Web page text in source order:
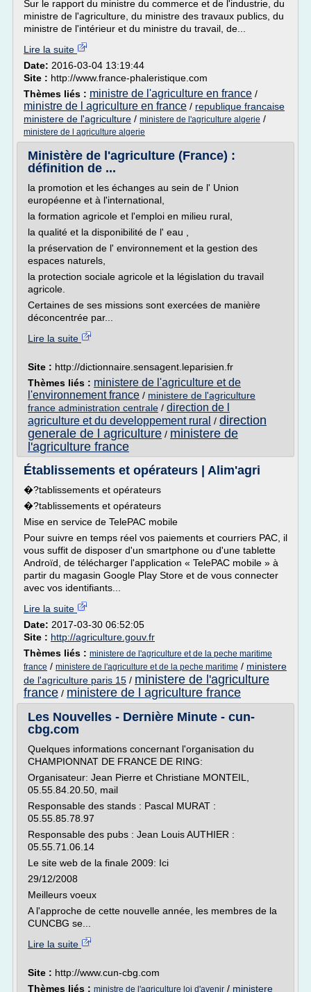
Sur le rapport du ministre du commerce et de l'industrie, du
ministre de l'agriculture, du ministre des travaux publics, du
ministre de l'intérieur et du ministre du travail, de...
Lire la suite
Date: 2016-03-04 13:19:44
Site : http://www.france-phaleristique.com
Thèmes liés : ministre de l'agriculture en france /
ministre de l agriculture en france / republique francaise
ministere de l'agriculture / ministere de l'agriculture algerie /
ministere de l agriculture algerie
Ministère de l'agriculture (France) :
définition de ...
la promotion et les échanges au sein de l' Union
européenne et à l'international,
la formation agricole et l'emploi en milieu rural,
la qualité et la disponibilité de l' eau ,
la préservation de l' environnement et la gestion des
espaces naturels,
la protection sociale agricole et la législation du travail
agricole.
Certaines de ses missions sont exercées de manière
déconcentrée par...
Lire la suite
Site : http://dictionnaire.sensagent.leparisien.fr
Thèmes liés : ministere de l'agriculture et de
l'environnement france / ministere de l'agriculture
france administration centrale / direction de l
agriculture et du developpement rural / direction
generale de l agriculture / ministere de
l'agriculture france
Établissements et opérateurs | Alim'agri
�?tablissements et opérateurs
�?tablissements et opérateurs
Mise en service de TelePAC mobile
Pour suivre en temps réel vos paiements et courriers PAC, il
vous suffit de disposer d'un smartphone ou d'une tablette
Androïd, de télécharger l'application « TelePAC mobile » à
partir du magasin Google Play Store et de vous connecter
avec vos identifiants...
Lire la suite
Date: 2017-03-30 06:52:05
Site : http://agriculture.gouv.fr
Thèmes liés : ministere de l'agriculture et de la peche maritime
france / ministere de l'agriculture et de la peche maritime / ministere
de l'agriculture paris 15 / ministere de l'agriculture
france / ministere de l agriculture france
Les Nouvelles - Dernière Minute - cun-
cbg.com
Quelques informations concernant l'organisation du
CHAMPIONNAT DE FRANCE DE RING:
Organisateur: Jean Pierre et Christiane MONTEIL,
05.55.84.20.50, mail
Responsable des stands : Pascal MURAT :
05.55.85.78.97
Responsable des pubs : Jean Louis AUTHIER :
05.55.71.06.14
Le site web de la finale 2009: Ici
29/12/2008
Meilleurs voeux
A l'approche de cette nouvelle année, les membres de la
CUNCBG se...
Lire la suite
Site : http://www.cun-cbg.com
Thèmes liés : ministre de l'agriculture loi d'avenir / ministere